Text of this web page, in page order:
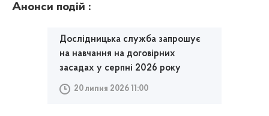
Анонси подій :
Дослідницька служба запрошує
на навчання на договірних
засадах у серпні 2026 року
20 липня 2026 11:00